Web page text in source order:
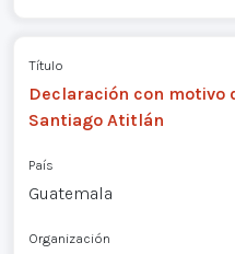
Título
Declaración con motivo
Santiago Atitlán
País
Guatemala
Organización